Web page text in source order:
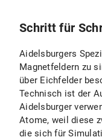
Schritt für
Aidelsburgers
Magnetfeldern zu
über Eichfelder
Technisch ist der
Aidelsburger
Atome, weil diese
die sich für